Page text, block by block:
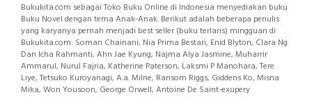
Bukukita.com sebagai Toko Buku Online di Indonesia menyediakan buku
Buku Novel dengan tema Anak-Anak. Berikut adalah beberapa penulis
yang karyanya pernah menjadi best seller (buku terlaris) mingguan di
Bukukita.com: Soman Chainani, Nia Prima Bestari, Enid Blyton, Clara Ng
Dan Icha Rahmanti, Ahn Jae Kyung, Najma Alya Jasmine, Muharrir
Ammarul, Nurul Fajria, Katherine Paterson, Laksmi P Manohara, Tere
Liye, Tetsuko Kuroyanagi, A.a. Milne, Ransom Riggs, Giddens Ko, Misna
Mika, Won Yousoon, George Orwell, Antoine De Saint-exupery